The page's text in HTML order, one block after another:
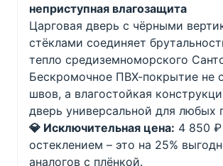
неприступная влагозащита
Царговая дверь с чёрными
стёклами соединяет
тепло средиземноморского
Беcкромочное ПВХ-покрытие не
швов, а влагостойкая
дверь универсальной для любых
💎 Исключительная цена: 4 850 ₽
остеклением – это на 25%
аналогов с плёнкой.